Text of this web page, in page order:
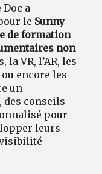
a
le Sunny
de formation
non
la VR, l’AR, les
encore les
un
des conseils
pour
leurs
visibilité